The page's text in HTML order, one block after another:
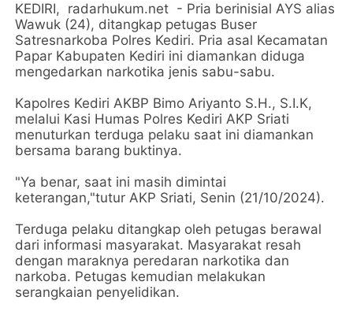
KEDIRI, radarhukum.net - Pria berinisial AYS alias
Wawuk (24), ditangkap petugas Buser
Satresnarkoba Polres Kediri. Pria asal Kecamatan
Papar Kabupaten Kediri ini diamankan diduga
mengedarkan narkotika jenis sabu-sabu.
Kapolres Kediri AKBP Bimo Ariyanto S.H., S.I.K,
melalui Kasi Humas Polres Kediri AKP Sriati
menuturkan terduga pelaku saat ini diamankan
bersama barang buktinya.
"Ya benar, saat ini masih dimintai
keterangan,"tutur AKP Sriati, Senin (21/10/2024).
Terduga pelaku ditangkap oleh petugas berawal
dari informasi masyarakat. Masyarakat resah
dengan maraknya peredaran narkotika dan
narkoba. Petugas kemudian melakukan
serangkaian penyelidikan.